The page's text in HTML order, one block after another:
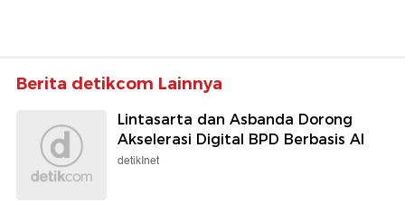
Berita detikcom Lainnya
Lintasarta dan Asbanda Dorong
Akselerasi Digital BPD Berbasis AI
detikInet